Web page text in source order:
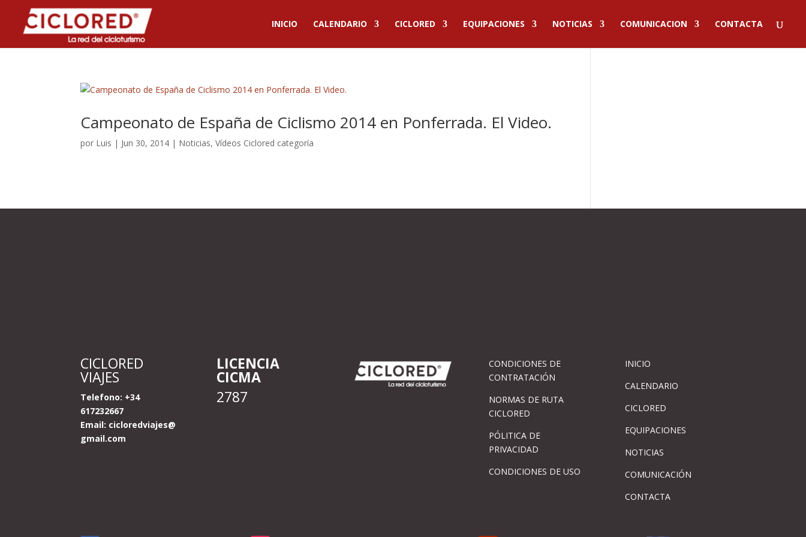
INICIO CALENDARIO CICLORED EQUIPACIONES NOTICIAS COMUNICACION CONTACTA
Campeonato de España de Ciclismo 2014 en Ponferrada. El Video.
por Luis | Jun 30, 2014 | Noticias,Vídeos Ciclored categoría
CICLORED
VIAJES
Telefono: +34
617232667
Email: cicloredviajes@
gmail.com
LICENCIA
CICMA
2787
CONDICIONES DE
CONTRATACIÓN
NORMAS DE RUTA
CICLORED
PÓLITICA DE
PRIVACIDAD
CONDICIONES DE USO
INICIO
CALENDARIO
CICLORED
EQUIPACIONES
NOTICIAS
COMUNICACIÓN
CONTACTA